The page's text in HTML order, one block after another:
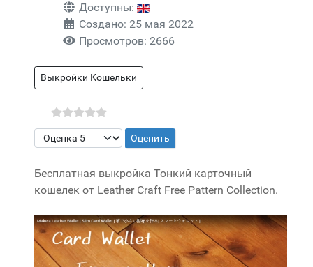
Доступны:
Создано: 25 мая 2022
Просмотров: 2666
Выкройки Кошельки
Пожалуйста, оцените
Бесплатная выкройка Тонкий карточный
кошелек от Leather Craft Free Pattern Collection.